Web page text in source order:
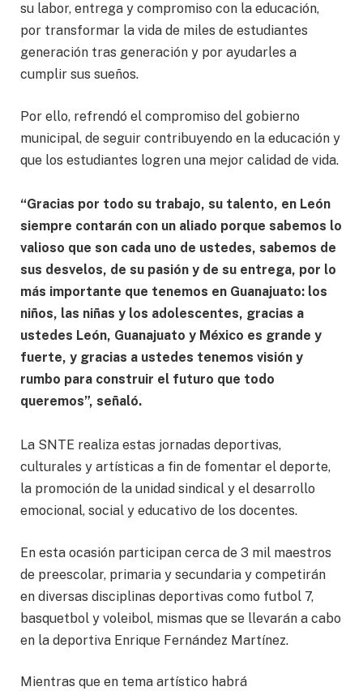
su labor, entrega y compromiso con la educación,
por transformar la vida de miles de estudiantes
generación tras generación y por ayudarles a
cumplir sus sueños.
Por ello, refrendó el compromiso del gobierno
municipal, de seguir contribuyendo en la educación y
que los estudiantes logren una mejor calidad de vida.
“Gracias por todo su trabajo, su talento, en León
siempre contarán con un aliado porque sabemos lo
valioso que son cada uno de ustedes, sabemos de
sus desvelos, de su pasión y de su entrega, por lo
más importante que tenemos en Guanajuato: los
niños, las niñas y los adolescentes, gracias a
ustedes León, Guanajuato y México es grande y
fuerte, y gracias a ustedes tenemos visión y
rumbo para construir el futuro que todo
queremos”, señaló.
La SNTE realiza estas jornadas deportivas,
culturales y artísticas a fin de fomentar el deporte,
la promoción de la unidad sindical y el desarrollo
emocional, social y educativo de los docentes.
En esta ocasión participan cerca de 3 mil maestros
de preescolar, primaria y secundaria y competirán
en diversas disciplinas deportivas como futbol 7,
basquetbol y voleibol, mismas que se llevarán a cabo
en la deportiva Enrique Fernández Martínez.
Mientras que en tema artístico habrá